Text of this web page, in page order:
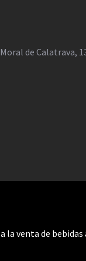
de Calatrava,
venta de